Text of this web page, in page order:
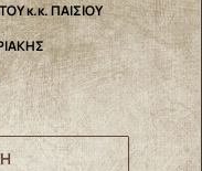
κ.κ. ΠΑΙΣΙΟΥ